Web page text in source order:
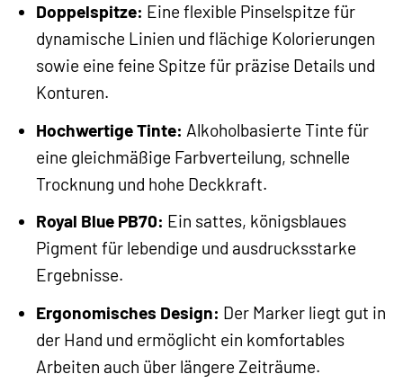
Doppelspitze: Eine flexible Pinselspitze für
dynamische Linien und flächige Kolorierungen
sowie eine feine Spitze für präzise Details und
Konturen.
Hochwertige Tinte: Alkoholbasierte Tinte für
eine gleichmäßige Farbverteilung, schnelle
Trocknung und hohe Deckkraft.
Royal Blue PB70: Ein sattes, königsblaues
Pigment für lebendige und ausdrucksstarke
Ergebnisse.
Ergonomisches Design: Der Marker liegt gut in
der Hand und ermöglicht ein komfortables
Arbeiten auch über längere Zeiträume.